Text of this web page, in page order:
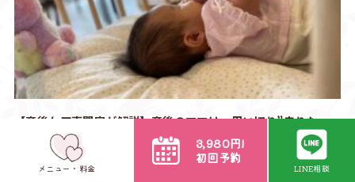
【産後ケア専門家が解説】産後のママは、思い切り”走りた
い”！？
2023年5月20日
メニュー・料金
3,980円!
初回予約
LINE相談